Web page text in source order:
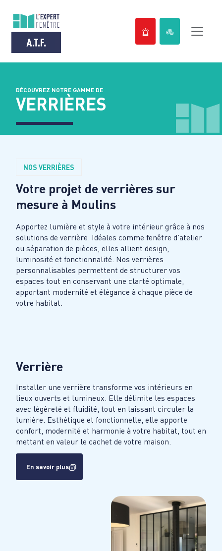
contenuDÉCOUVREZ NOTRE GAMME DE
VERRIÈRES
NOS VERRIÈRES
Votre projet de verrières sur
mesure à Moulins
Apportez lumière et style à votre intérieur grâce à nos
solutions de verrière. Idéales comme fenêtre d’atelier
ou séparation de pièces, elles allient design,
luminosité et fonctionnalité. Nos verrières
personnalisables permettent de structurer vos
espaces tout en conservant une clarté optimale,
apportant modernité et élégance à chaque pièce de
votre habitat.
Verrière
Installer une verrière transforme vos intérieurs en
lieux ouverts et lumineux. Elle délimite les espaces
avec légèreté et fluidité, tout en laissant circuler la
lumière. Esthétique et fonctionnelle, elle apporte
confort, modernité et harmonie à votre habitat, tout en
mettant en valeur le cachet de votre maison.
En savoir plus